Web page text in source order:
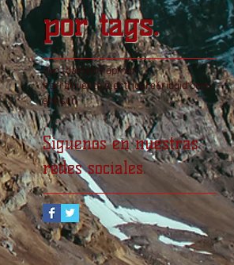
por tags.
3en1danielchapman
herramienta electricare6ridgid best
stillson
Siguenos en nuestras
redes sociales.